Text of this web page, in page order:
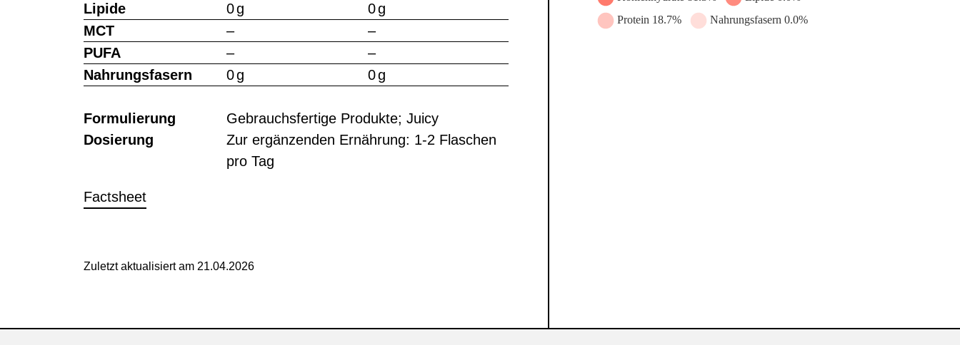
Lipide
0 g
0 g
MCT
–
–
PUFA
–
–
Nahrungsfasern
0 g 0 g
Formulierung
Gebrauchsfertige Produkte; Juicy
Dosierung
Zur ergänzenden Ernährung: 1-2 Flaschen
pro Tag
Factsheet
Zuletzt aktualisiert am 21.04.2026